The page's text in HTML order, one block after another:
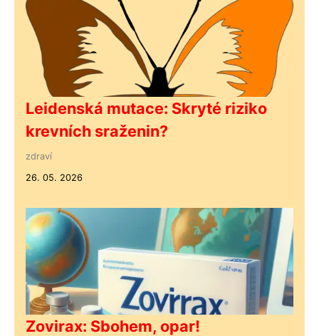
Leidenská mutace: Skryté riziko
krevních sraženin?
zdraví
26. 05. 2026
Zovirax: Sbohem, opar!